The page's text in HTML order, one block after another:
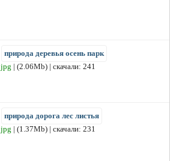
природа деревья осень парк
jpg | (2.06Mb) | скачали: 241
природа дорога лес листья
jpg | (1.37Mb) | скачали: 231